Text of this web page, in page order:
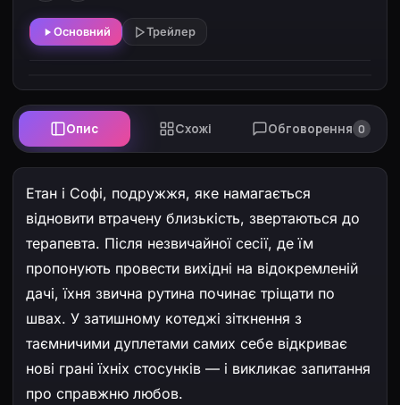
Основний Трейлер
Опис Схожі Обговорення 0
Етан і Софі, подружжя, яке намагається
відновити втрачену близькість, звертаються до
терапевта. Після незвичайної сесії, де їм
пропонують провести вихідні на відокремленій
дачі, їхня звична рутина починає тріщати по
швах. У затишному котеджі зіткнення з
таємничими дуплетами самих себе відкриває
нові грані їхніх стосунків — і викликає запитання
про справжню любов.